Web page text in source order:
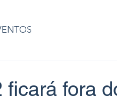
fora